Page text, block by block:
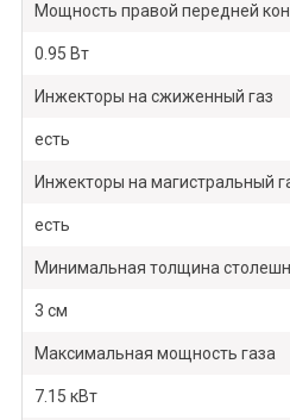
Мощность правой передней
0.95 Вт
Инжекторы на сжиженный газ
есть
Инжекторы на магистральный
есть
Минимальная толщина
3 см
Максимальная мощность газа
7.15 кВт